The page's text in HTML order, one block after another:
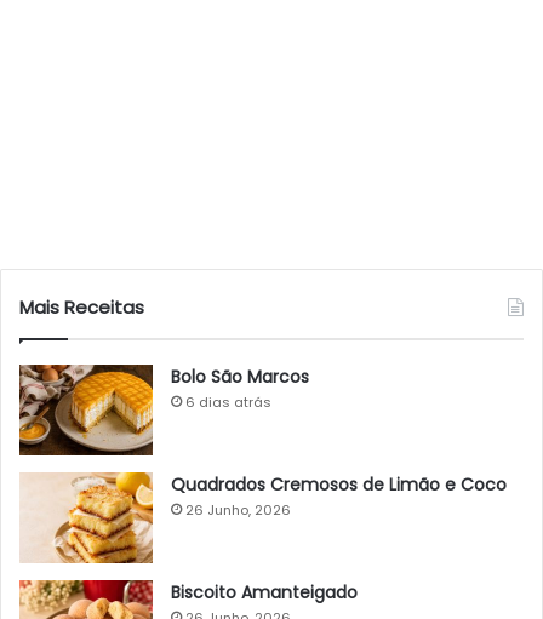
Mais Receitas
Bolo São Marcos
6 dias atrás
Quadrados Cremosos de Limão e Coco
26 Junho, 2026
Biscoito Amanteigado